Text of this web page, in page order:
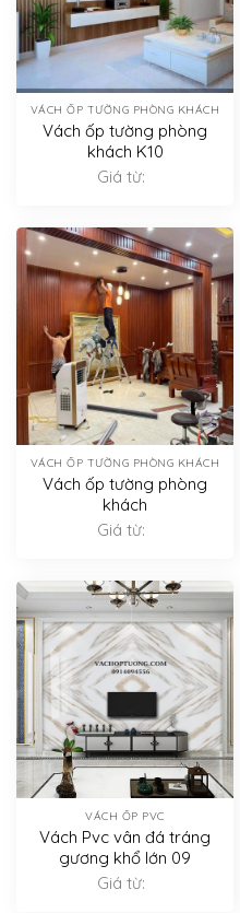
VÁCH ỐP TƯỜNG PHÒNG KHÁCH
Vách ốp tường phòng
khách K10
Giá từ:
VÁCH ỐP TƯỜNG PHÒNG KHÁCH
Vách ốp tường phòng
khách
Giá từ:
VÁCH ỐP PVC
Vách Pvc vân đá tráng
gương khổ lớn 09
Giá từ: